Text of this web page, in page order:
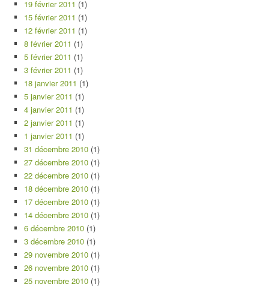
19 février 2011 (1)
15 février 2011 (1)
12 février 2011 (1)
8 février 2011 (1)
5 février 2011 (1)
3 février 2011 (1)
18 janvier 2011 (1)
5 janvier 2011 (1)
4 janvier 2011 (1)
2 janvier 2011 (1)
1 janvier 2011 (1)
31 décembre 2010 (1)
27 décembre 2010 (1)
22 décembre 2010 (1)
18 décembre 2010 (1)
17 décembre 2010 (1)
14 décembre 2010 (1)
6 décembre 2010 (1)
3 décembre 2010 (1)
29 novembre 2010 (1)
26 novembre 2010 (1)
25 novembre 2010 (1)